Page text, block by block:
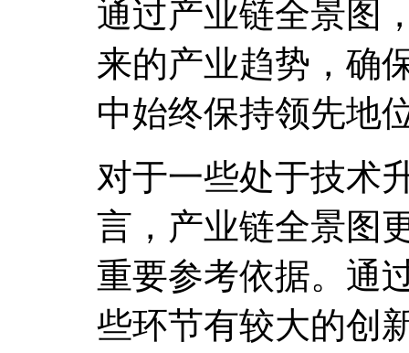
通过产业链全景图
来的产业趋势，确
中始终保持领先地
对于一些处于技术
言，产业链全景图
重要参考依据。通
些环节有较大的创